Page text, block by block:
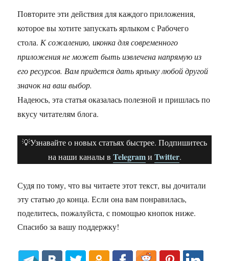
Повторите эти действия для каждого приложения,
которое вы хотите запускать ярлыком с Рабочего
стола. К сожалению, иконка для современного
приложения не может быть извлечена напрямую из
его ресурсов. Вам придется дать ярлыку любой другой
значок на ваш выбор.
Надеюсь, эта статья оказалась полезной и пришлась по
вкусу читателям блога.
💡Узнавайте о новых статьях быстрее. Подпишитесь
на наши каналы в Telegramи Twitter.
Судя по тому, что вы читаете этот текст, вы дочитали
эту статью до конца. Если она вам понравилась,
поделитесь, пожалуйста, с помощью кнопок ниже.
Спасибо за вашу поддержку!